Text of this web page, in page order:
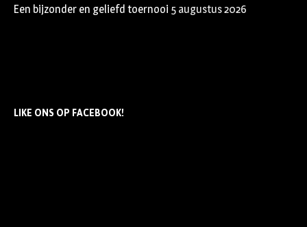
Een bijzonder en geliefd toernooi 5 augustus 2026
LIKE ONS OP FACEBOOK!